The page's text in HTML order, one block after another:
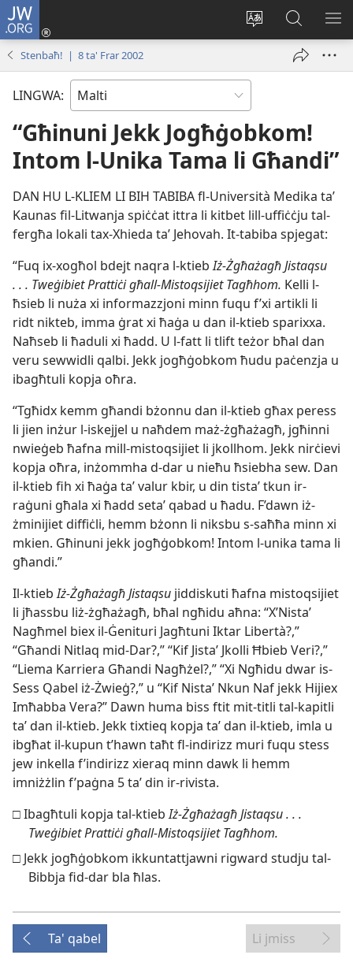
JW.ORG
Biddel
lingwa
Illoggja
(opens
Fittex
f’JW.ORG
Stenbaħ! | 8 ta' Frar 2002
LINGWA:
“Għinuni Jekk Jogħġobkom!
Intom l-Unika Tama li Għandi”
DAN HU L-​KLIEM LI BIH TABIBA fl-​Università Medika taʼ
Kaunas fil-​Litwanja spiċċat ittra li kitbet lill-​uffiċċju tal-​
fergħa lokali tax-​Xhieda taʼ Jehovah. It-​tabiba spjegat:
“Fuq ix-​xogħol bdejt naqra l-​ktiebIż-​Żgħażagħ Jistaqsu
. . . Tweġibiet Prattiċi għall-​Mistoqsijiet Tagħhom. Kelli l-​
ħsieb li nuża xi informazzjoni minn fuqu f’xi artikli li
ridt nikteb, imma ġrat xi ħaġa u dan il-​ktieb sparixxa.
Naħseb li ħaduli xi ħadd. U l-​fatt li tlift teżor bħal dan
veru sewwidli qalbi. Jekk jogħġobkom ħudu paċenzja u
ibagħtuli kopja oħra.
“Tgħidx kemm għandi bżonnu dan il-​ktieb għax peress
li jien inżur l-​iskejjel u naħdem maż-​żgħażagħ, jgħinni
nwieġeb ħafna mill-​mistoqsijiet li jkollhom. Jekk nirċievi
kopja oħra, inżommha d-​dar u nieħu ħsiebha sew. Dan
il-​ktieb fih xi ħaġa taʼ valur kbir, u din tistaʼ tkun ir-​
raġuni għala xi ħadd setaʼ qabad u ħadu. F’dawn iż-​
żminijiet diffiċli, hemm bżonn li niksbu s-​saħħa minn xi
mkien. Għinuni jekk jogħġobkom! Intom l-​unika tama li
għandi.”
Il-ktiebIż-​Żgħażagħ Jistaqsu jiddiskuti ħafna mistoqsijiet
li jħassbu liż-​żgħażagħ, bħal ngħidu aħna: “X’Nistaʼ
Nagħmel biex il-​Ġenituri Jagħtuni Iktar Libertà?,”
“Għandi Nitlaq mid-​Dar?,” “Kif Jistaʼ Jkolli Ħbieb Veri?,”
“Liema Karriera Għandi Nagħżel?,” “Xi Ngħidu dwar is-​
Sess Qabel iż-​Żwieġ?,” u “Kif Nistaʼ Nkun Naf jekk Hijiex
Imħabba Vera?” Dawn huma biss ftit mit-​titli tal-​kapitli
taʼ dan il-​ktieb. Jekk tixtieq kopja taʼ dan il-​ktieb, imla u
ibgħat il-​kupun t’hawn taħt fl-​indirizz muri fuqu stess
jew inkella f’indirizz xieraq minn dawk li hemm
imniżżlin f’paġna 5 taʼ din ir-​rivista.
□ Ibagħtuli kopja tal-​ktiebIż-​Żgħażagħ Jistaqsu . . .
Tweġibiet Prattiċi għall-​Mistoqsijiet Tagħhom.
□ Jekk jogħġobkom ikkuntattjawni rigward studju tal-​
Bibbja fid-​dar bla ħlas.
Ta' qabel Li jmiss